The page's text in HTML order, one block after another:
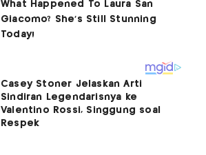
Casey Stoner Jelaskan Arti
Sindiran Legendarisnya ke
Valentino Rossi, Singgung soal
Respek